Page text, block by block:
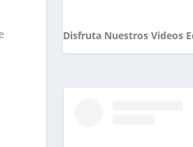
Disfruta Nuestros Videos